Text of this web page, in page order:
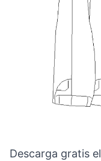
Descarga gratis el